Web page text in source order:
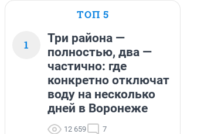
ТОП 5
1
Три района —
полностью, два —
частично: где
конкретно отключат
воду на несколько
дней в Воронеже
12 659 7